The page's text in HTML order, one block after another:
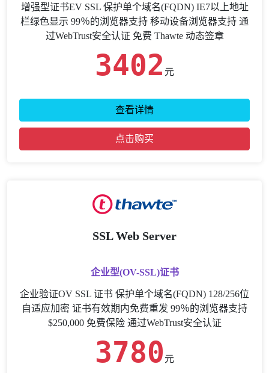
增强型证书EV SSL 保护单个域名(FQDN) IE7以上地址
栏绿色显示 99％的浏览器支持 移动设备浏览器支持 通
过WebTrust安全认证 免费 Thawte 动态签章
3402 元
查看详情
点击购买
SSL Web Server
企业型(OV-SSL)证书
企业验证OV SSL 证书 保护单个域名(FQDN) 128/256位
自适应加密 证书有效期内免费重发 99％的浏览器支持
$250,000 免费保险 通过WebTrust安全认证
3780 元